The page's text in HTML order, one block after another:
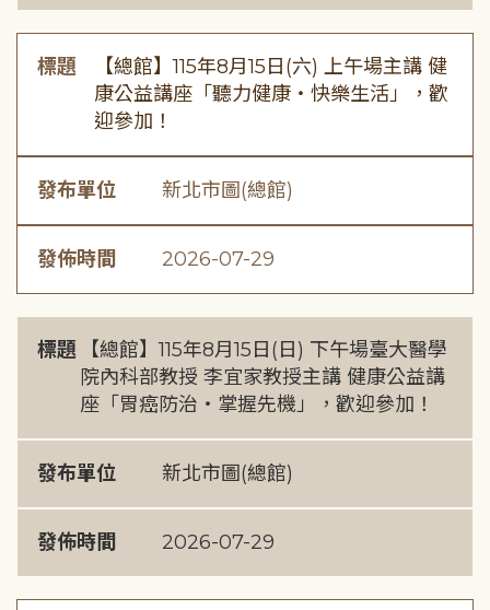
標題
【總館】115年8月15日(六) 上午場主講 健
康公益講座「聽力健康・快樂生活」，歡
迎參加！
發布單位 新北市圖(總館)
發佈時間 2026-07-29
標題
【總館】115年8月15日(日) 下午場臺大醫學
院內科部教授 李宜家教授主講 健康公益講
座「胃癌防治・掌握先機」，歡迎參加！
發布單位 新北市圖(總館)
發佈時間 2026-07-29